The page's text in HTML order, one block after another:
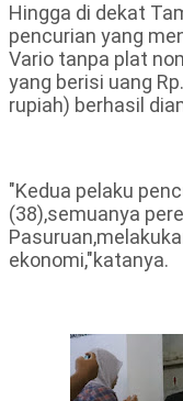
Hingga di dekat
pencurian yang
Vario tanpa plat
yang berisi uang
rupiah) berhasil
"Kedua pelaku
(38),semuanya
ekonomi,"katanya.